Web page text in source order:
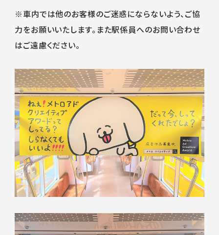
※車内では他のお客様のご迷惑にならないよう、ご協
力をお願いいたします。また駅係員へのお問い合わせ
はご遠慮ください。